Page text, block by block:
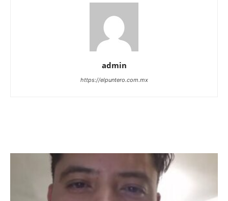
admin
https://elpuntero.com.mx